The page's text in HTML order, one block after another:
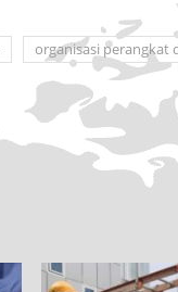
organisasi perangkat